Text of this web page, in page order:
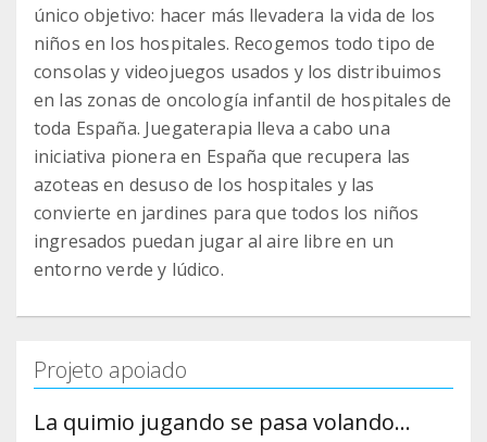
único objetivo: hacer más llevadera la vida de los
niños en los hospitales. Recogemos todo tipo de
consolas y videojuegos usados y los distribuimos
en las zonas de oncología infantil de hospitales de
toda España. Juegaterapia lleva a cabo una
iniciativa pionera en España que recupera las
azoteas en desuso de los hospitales y las
convierte en jardines para que todos los niños
ingresados puedan jugar al aire libre en un
entorno verde y lúdico.
Projeto apoiado
La quimio jugando se pasa volando...